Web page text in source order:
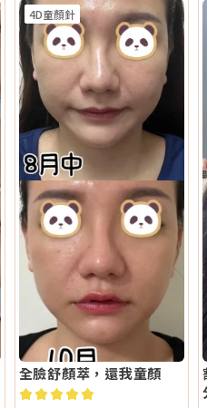
4D童顏針
全臉舒顏萃，還我童顏